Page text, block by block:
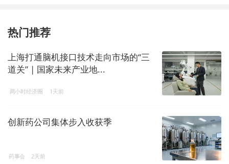
热门推荐
上海打通脑机接口技术走向市场的“三
道关” | 国家未来产业地...
两小时经济圈 1天前
创新药公司集体步入收获季
药事会 2天前